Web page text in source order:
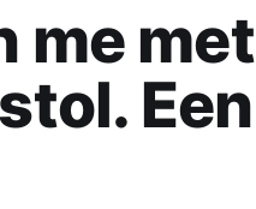
me met
Een